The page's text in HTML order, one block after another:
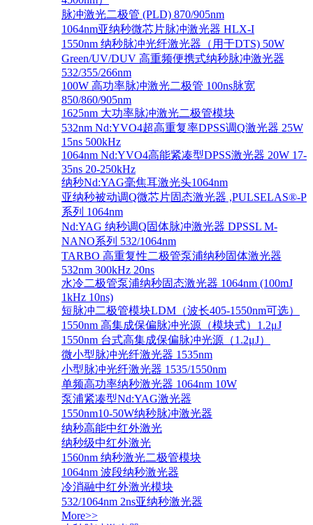
脉冲激光二极管 (PLD) 870/905nm
1064nm亚纳秒微芯片脉冲激光器 HLX-I
1550nm 纳秒脉冲光纤激光器（用于DTS) 50W
Green/UV/DUV 高重频便携式纳秒脉冲激光器
532/355/266nm
100W 高功率脉冲激光二极管 100ns脉宽
850/860/905nm
1625nm 大功率脉冲激光二极管模块
532nm Nd:YVO4超高重复率DPSS调Q激光器 25W
15ns 500kHz
1064nm Nd:YVO4高能紧凑型DPSS激光器 20W 17-
35ns 20-250kHz
纳秒Nd:YAG毫焦耳激光头1064nm
亚纳秒被动调Q微芯片固态激光器 ,PULSELAS®-P
系列 1064nm
Nd:YAG 纳秒调Q固体脉冲激光器 DPSSL M-
NANO系列 532/1064nm
TARBO 高重复性二极管泵浦纳秒固体激光器
532nm 300kHz 20ns
水冷二极管泵浦纳秒固态激光器 1064nm (100mJ
1kHz 10ns)
短脉冲二极管模块LDM（波长405-1550nm可选）
1550nm 高集成保偏脉冲光源（模块式）1.2μJ
1550nm 台式高集成保偏脉冲光源（1.2μJ）
微小型脉冲光纤激光器 1535nm
小型脉冲光纤激光器 1535/1550nm
单频高功率纳秒激光器 1064nm 10W
泵浦紧凑型Nd:YAG激光器
1550nm10-50W纳秒脉冲激光器
纳秒高能中红外激光
纳秒级中红外激光
1560nm 纳秒激光二极管模块
1064nm 波段纳秒激光器
冷消融中红外激光模块
532/1064nm 2ns亚纳秒激光器
More>>